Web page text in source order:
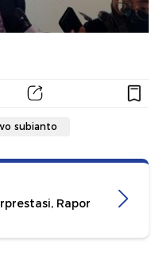
subianto
Rapor